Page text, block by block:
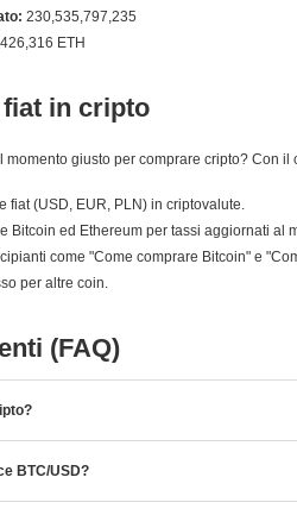
230,535,797,235
ETH
in cripto
momento giusto per comprare cripto? Con
fiat (USD, EUR, PLN) in criptovalute.
Bitcoin ed Ethereum per tassi aggiornati al
come "Come comprare Bitcoin" e
per altre coin.
(FAQ)
BTC/USD?